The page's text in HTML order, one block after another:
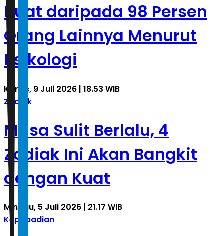
Kuat daripada 98 Persen
Orang Lainnya Menurut
Psikologi
Kamis, 9 Juli 2026 | 18.53 WIB
Zodiak
Masa Sulit Berlalu, 4
Zodiak Ini Akan Bangkit
dengan Kuat
Minggu, 5 Juli 2026 | 21.17 WIB
Kepribadian